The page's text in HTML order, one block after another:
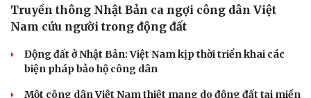
Truyền thông Nhật Bản ca ngợi công dân Việt
Nam cứu người trong động đất
Động đất ở Nhật Bản: Việt Nam kịp thời triển khai các
biện pháp bảo hộ công dân
Một công dân Việt Nam thiệt mạng do động đất tại miền